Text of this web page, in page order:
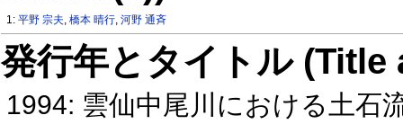
1:平野 宗夫,橋本 晴行,河野 通斉
発行年とタイトル
1994: 雲仙中尾川における土石